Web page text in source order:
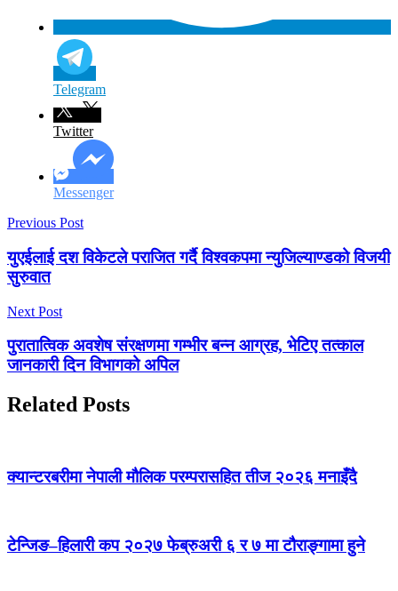
Telegram
Twitter
Messenger
Previous Post
युएईलाई दश विकेटले पराजित गर्दै विश्वकपमा न्युजिल्याण्डको विजयी
सुरुवात
Next Post
पुरातात्विक अवशेष संरक्षणमा गम्भीर बन्न आग्रह, भेटिए तत्काल
जानकारी दिन विभागको अपिल
Related Posts
क्यान्टरबरीमा नेपाली मौलिक परम्परासहित तीज २०२६ मनाइँदै
टेन्जिङ–हिलारी कप २०२७ फेब्रुअरी ६ र ७ मा टौराङ्गामा हुने